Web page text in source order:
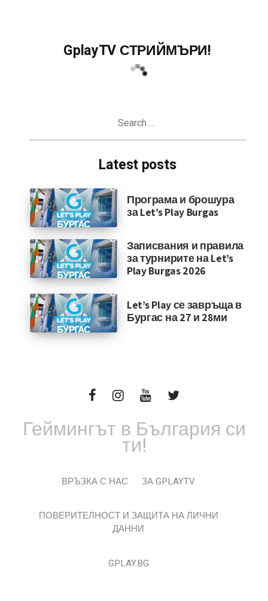
GplayTV СТРИЙМЪРИ!
Latest posts
Програма и брошура
за Let’s Play Burgas
Записвания и правила
за турнирите на Let’s
Play Burgas 2026
Let’s Play се завръща в
Бургас на 27 и 28ми
Геймингът в България си
ти!
ВРЪЗКА С НАС ЗА GPLAYTV
ПОВЕРИТЕЛНОСТ И ЗАЩИТА НА ЛИЧНИ
ДАННИ
GPLAY.BG